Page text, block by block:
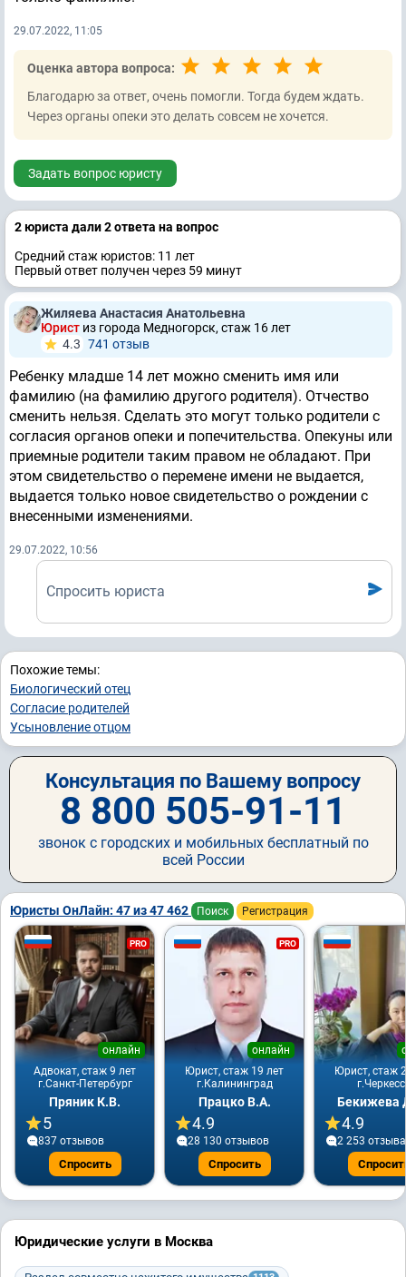
29.07.2022, 11:05
Оценка автора вопроса:
Благодарю за ответ, очень помогли. Тогда будем ждать.
Через органы опеки это делать совсем не хочется.
Задать вопрос юристу
2 юристa дали 2 ответa на вопрос
Средний стаж юристов: 11 лет
Первый ответ получен через 59 минут
Жиляева Анастасия Анатольевна
Юрист из города Медногорск, стаж 16 лет
4.3 741 отзыв
Ребенку младше 14 лет можно сменить имя или
фамилию (на фамилию другого родителя). Отчество
сменить нельзя. Сделать это могут только родители с
согласия органов опеки и попечительства. Опекуны или
приемные родители таким правом не обладают. При
этом свидетельство о перемене имени не выдается,
выдается только новое свидетельство о рождении с
внесенными изменениями.
29.07.2022, 10:56
Спросить юриста
Похожие темы:
Биологический отец
Согласие родителей
Усыновление отцом
Консультация по Вашему вопросу
8 800 505-91-11
звонок с городских и мобильных бесплатный по
всей России
Юристы ОнЛайн: 47 из 47 462 Поиск Регистрация
PRO
Адвокат, стаж 9 лет
онлайн
г.Санкт-Петербург
Пряник К.В.
5
837 отзывов
Спросить
PRO
Юрист, стаж 19 лет
онлайн
г.Калининград
Працко В.А.
4.9
28 130 отзывов
Спросить
Юрист, стаж
Бекижева
4.9
2 253 отзывa
Юридические услуги в Москва